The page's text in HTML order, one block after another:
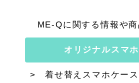
ME-Qに関する情報や商
オリジナルスマ
着せ替えスマホケース